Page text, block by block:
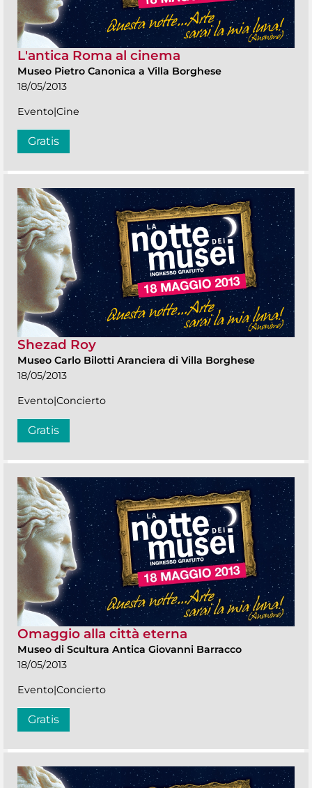
L'antica Roma al cinema
Museo Pietro Canonica a Villa Borghese
18/05/2013
Evento|Cine
Gratis
Shezad Roy
Museo Carlo Bilotti Aranciera di Villa Borghese
18/05/2013
Evento|Concierto
Gratis
Omaggio alla città eterna
Museo di Scultura Antica Giovanni Barracco
18/05/2013
Evento|Concierto
Gratis